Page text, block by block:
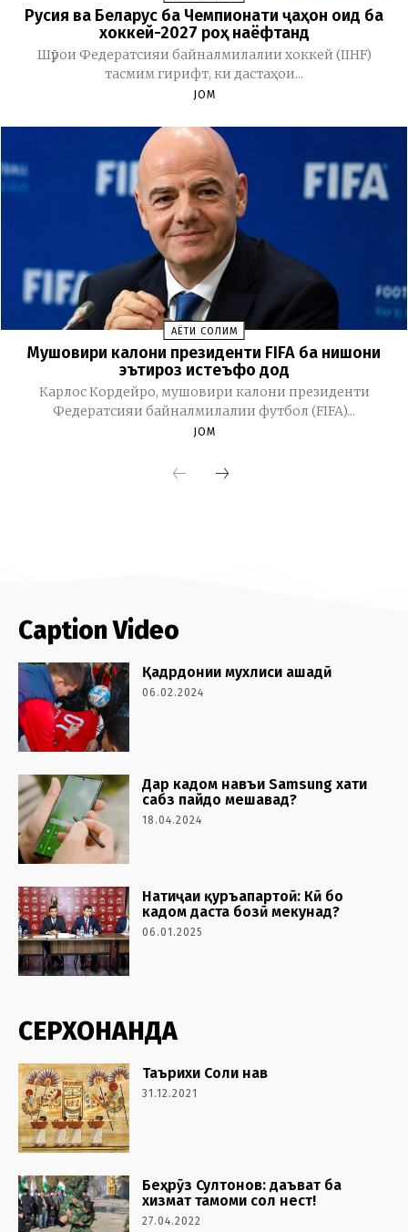
Caption Video
Қадрдонии мухлиси ашадӣ
06.02.2024
Дар кадом навъи Samsung хати
сабз пайдо мешавад?
18.04.2024
Натиҷаи қуръапартоӣ: Кӣ бо
кадом даста бозӣ мекунад?
06.01.2025
СЕРХОНАНДА
Таърихи Соли нав
31.12.2021
Беҳрӯз Султонов: даъват ба
хизмат тамоми сол нест!
27.04.2022